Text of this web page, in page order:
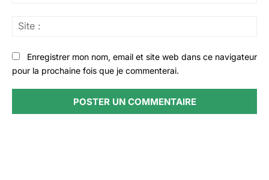
Enregistrer mon nom, email et site web dans ce navigateur
pour la prochaine fois que je commenterai.